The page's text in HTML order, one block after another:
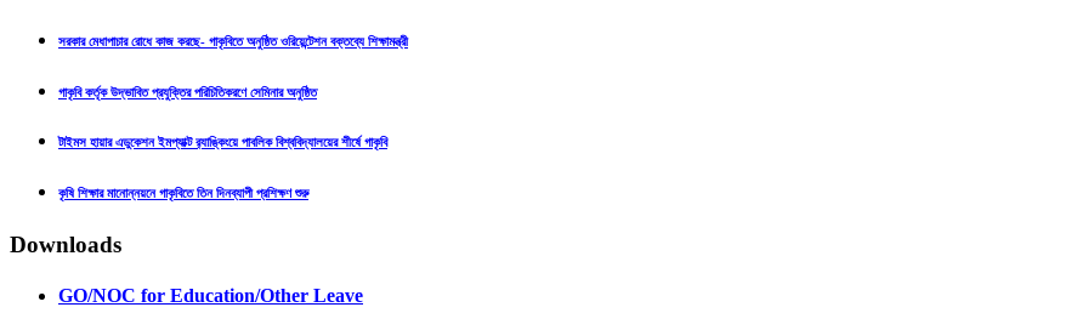
সরকার মেধাপাচার রোধে কাজ করছে- গাকৃবিতে অনুষ্ঠিত ওরিয়েন্টেশন বক্তব্যে শিক্ষামন্ত্রী
গাকৃবি কর্তৃক উদ্ভাবিত প্রযুক্তির পরিচিতিকরণে সেমিনার অনুষ্ঠিত
টাইমস হায়ার এডুকেশন ইমপ্যাক্ট র‍্যাঙ্কিংয়ে পাবলিক বিশ্ববিদ্যালয়ের শীর্ষে গাকৃবি
কৃষি শিক্ষার মানোন্নয়নে গাকৃবিতে তিন দিনব্যাপী প্রশিক্ষণ শুরু
Downloads
GO/NOC for Education/Other Leave